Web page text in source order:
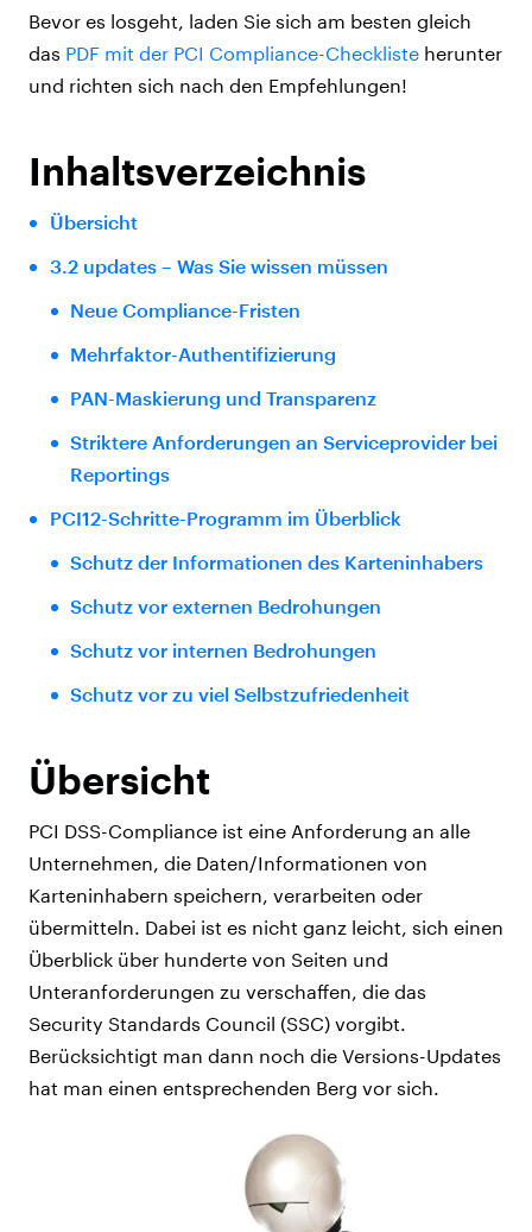
Bevor es losgeht, laden Sie sich am besten gleich
das PDF mit der PCI Compliance-Checkliste herunter
und richten sich nach den Empfehlungen!
Inhaltsverzeichnis
Übersicht
3.2 updates – Was Sie wissen müssen
Neue Compliance-Fristen
Mehrfaktor-Authentifizierung
PAN-Maskierung und Transparenz
Striktere Anforderungen an Serviceprovider bei
Reportings
PCI12-Schritte-Programm im Überblick
Schutz der Informationen des Karteninhabers
Schutz vor externen Bedrohungen
Schutz vor internen Bedrohungen
Schutz vor zu viel Selbstzufriedenheit
Übersicht
PCI DSS-Compliance ist eine Anforderung an alle
Unternehmen, die Daten/Informationen von
Karteninhabern speichern, verarbeiten oder
übermitteln. Dabei ist es nicht ganz leicht, sich einen
Überblick über hunderte von Seiten und
Unteranforderungen zu verschaffen, die das
Security Standards Council (SSC) vorgibt.
Berücksichtigt man dann noch die Versions-Updates
hat man einen entsprechenden Berg vor sich.